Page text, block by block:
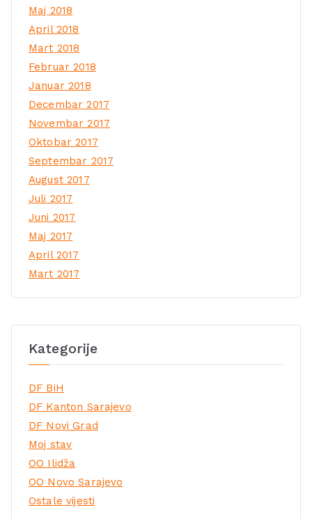
Maj 2018
April 2018
Mart 2018
Februar 2018
Januar 2018
Decembar 2017
Novembar 2017
Oktobar 2017
Septembar 2017
August 2017
Juli 2017
Juni 2017
Maj 2017
April 2017
Mart 2017
Kategorije
DF BiH
DF Kanton Sarajevo
DF Novi Grad
Moj stav
OO Ilidža
OO Novo Sarajevo
Ostale vijesti